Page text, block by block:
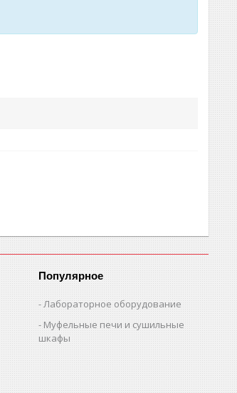
Популярное
Лабораторное оборудование
Муфельные печи и сушильные
шкафы